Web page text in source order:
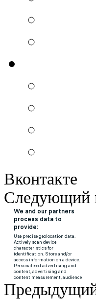
Вконтакте
Следующий